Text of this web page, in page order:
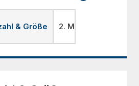
& Größe 2. Material